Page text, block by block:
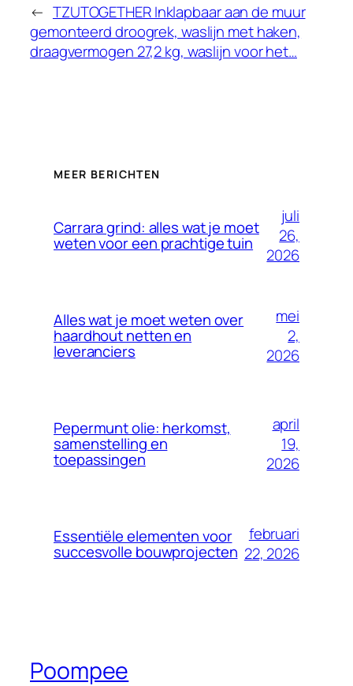
← TZUTOGETHER Inklapbaar aan de muur
gemonteerd droogrek, waslijn met haken,
draagvermogen 27,2 kg, waslijn voor het…
MEER BERICHTEN
Carrara grind: alles wat je moet
weten voor een prachtige tuin
juli
26,
2026
Alles wat je moet weten over
haardhout netten en
leveranciers
mei
2,
2026
Pepermunt olie: herkomst,
samenstelling en
toepassingen
april
19,
2026
Essentiële elementen voor
succesvolle bouwprojecten
februari
22, 2026
Poompee